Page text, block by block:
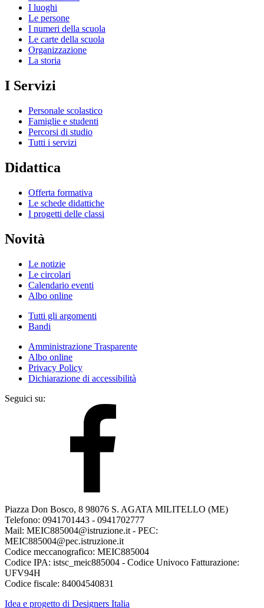
I luoghi
Le persone
I numeri della scuola
Le carte della scuola
Organizzazione
La storia
I Servizi
Personale scolastico
Famiglie e studenti
Percorsi di studio
Tutti i servizi
Didattica
Offerta formativa
Le schede didattiche
I progetti delle classi
Novità
Le notizie
Le circolari
Calendario eventi
Albo online
Tutti gli argomenti
Bandi
Amministrazione Trasparente
Albo online
Privacy Policy
Dichiarazione di accessibilità
Seguici su:
Piazza Don Bosco, 8 98076 S. AGATA MILITELLO (ME)
Telefono: 0941701443 - 0941702777
Mail: MEIC885004@istruzione.it - PEC:
MEIC885004@pec.istruzione.it
Codice meccanografico: MEIC885004
Codice IPA: istsc_meic885004 - Codice Univoco Fatturazione:
UFV94H
Codice fiscale: 84004540831
Idea e progetto di Designers Italia